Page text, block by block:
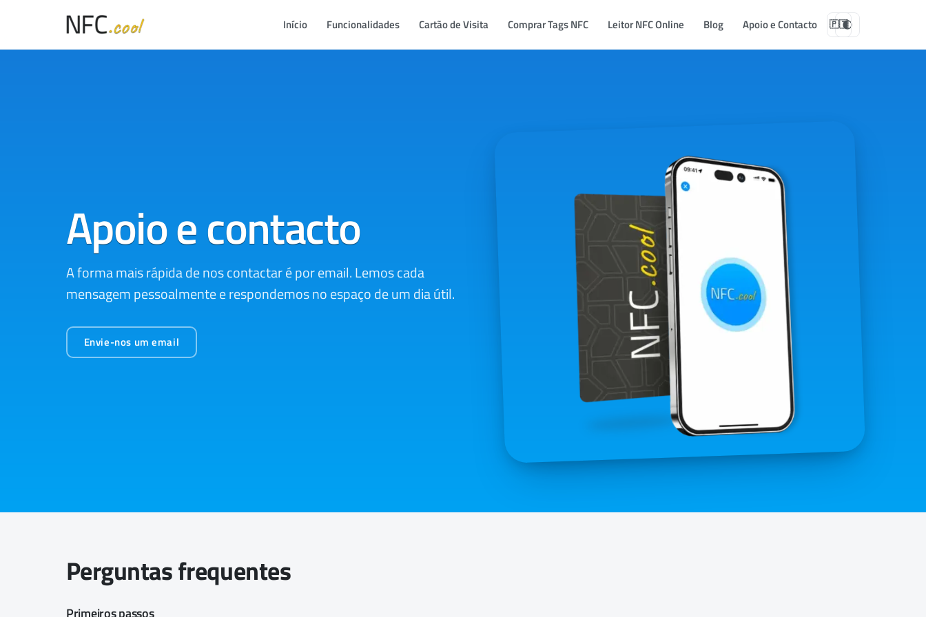
Início Funcionalidades Cartão de Visita Comprar Tags NFC Leitor NFC Online Blog Apoio e Contacto 🇵🇹
Apoio e contacto
A forma mais rápida de nos contactar é por email. Lemos cada
mensagem pessoalmente e respondemos no espaço de um dia útil.
Envie-nos um email
Perguntas frequentes
Primeiros passos